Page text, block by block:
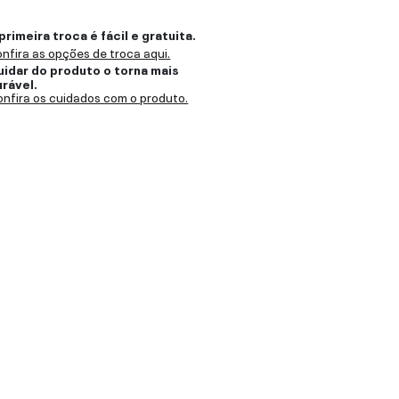
troca é fácil e gratuita.
as opções de troca aqui.
do produto o torna mais
os cuidados com o produto.